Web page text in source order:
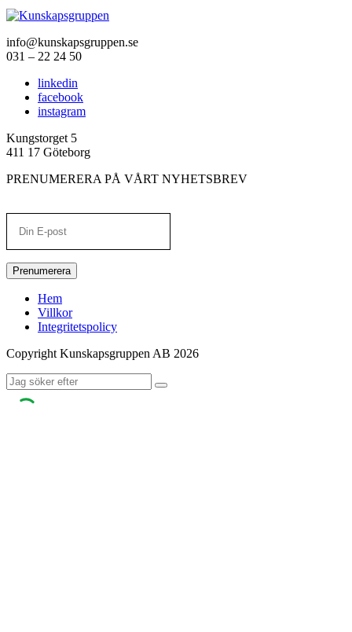
info@kunskapsgruppen.se
031 – 22 24 50
linkedin
facebook
instagram
Kungstorget 5
411 17 Göteborg
PRENUMERERA PÅ VÅRT NYHETSBREV
Prenumerera
Hem
Villkor
Integritetspolicy
Copyright Kunskapsgruppen AB 2026
Sök
efter: